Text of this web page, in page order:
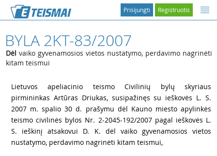
Registruotis
Prisijungti
BYLA 2KT-83/2007
Dėl vaiko gyvenamosios vietos nustatymo, perdavimo nagrinėti
kitam teismui
Lietuvos apeliacinio teismo Civilinių bylų skyriaus
pirmininkas Artūras Driukas, susipažinęs su ieškovės L. S.
2007 m. spalio 30 d. prašymu dėl Kauno miesto apylinkės
teismo civilinės bylos Nr. 2-2045-192/2007 pagal ieškovės L.
S. ieškinį atsakovui D. K. dėl vaiko gyvenamosios vietos
nustatymo, perdavimo nagrinėti kitam teismui,